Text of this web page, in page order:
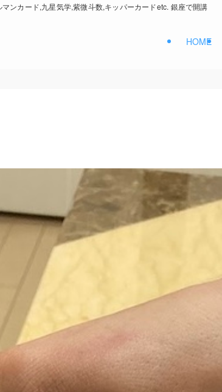
ンカード,九星気学,紫微斗数,キッパーカードetc. 銀座で開講
HOME